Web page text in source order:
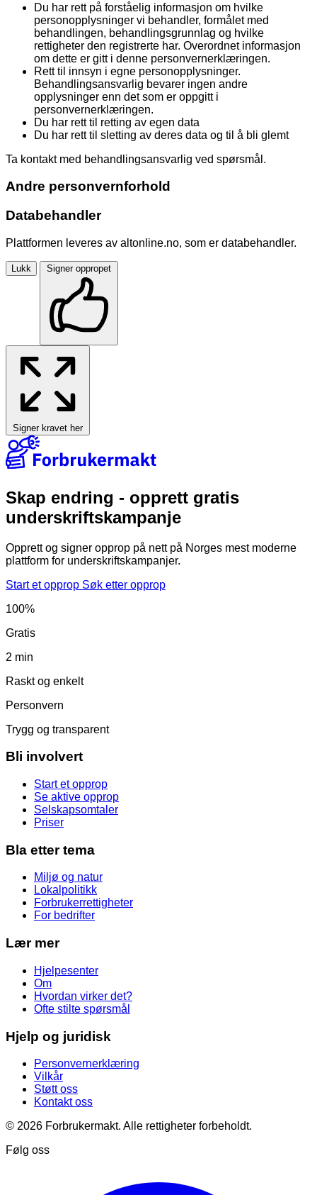
Du har rett på forståelig informasjon om hvilke
personopplysninger vi behandler, formålet med
behandlingen, behandlingsgrunnlag og hvilke
rettigheter den registrerte har. Overordnet informasjon
om dette er gitt i denne personvernerklæringen.
Rett til innsyn i egne personopplysninger.
Behandlingsansvarlig bevarer ingen andre
opplysninger enn det som er oppgitt i
personvernerklæringen.
Du har rett til retting av egen data
Du har rett til sletting av deres data og til å bli glemt
Ta kontakt med behandlingsansvarlig ved spørsmål.
Andre personvernforhold
Databehandler
Plattformen leveres av altonline.no, som er databehandler.
Lukk Signer oppropet
Signer kravet her
Skap endring - opprett gratis
underskriftskampanje
Opprett og signer opprop på nett på Norges mest moderne
plattform for underskriftskampanjer.
Start et opprop Søk etter opprop
100%
Gratis
2 min
Raskt og enkelt
Personvern
Trygg og transparent
Bli involvert
Start et opprop
Se aktive opprop
Selskapsomtaler
Priser
Bla etter tema
Miljø og natur
Lokalpolitikk
Forbrukerrettigheter
For bedrifter
Lær mer
Hjelpesenter
Om
Hvordan virker det?
Ofte stilte spørsmål
Hjelp og juridisk
Personvernerklæring
Vilkår
Støtt oss
Kontakt oss
© 2026 Forbrukermakt. Alle rettigheter forbeholdt.
Følg oss